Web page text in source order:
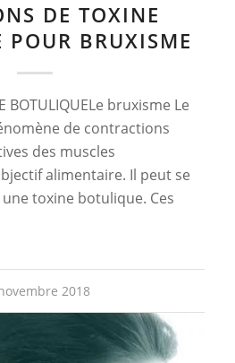
DE TOXINE
POUR BRUXISME
BOTULIQUELe bruxisme Le
de contractions
des muscles
alimentaire. Il peut se
toxine botulique. Ces
2018